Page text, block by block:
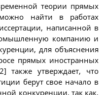
теории прямых
найти в работах
написанной в
компанию и
для объяснения
прямых иностранных
также утверждает, что
берут свое начало в
конкуренции, так как,